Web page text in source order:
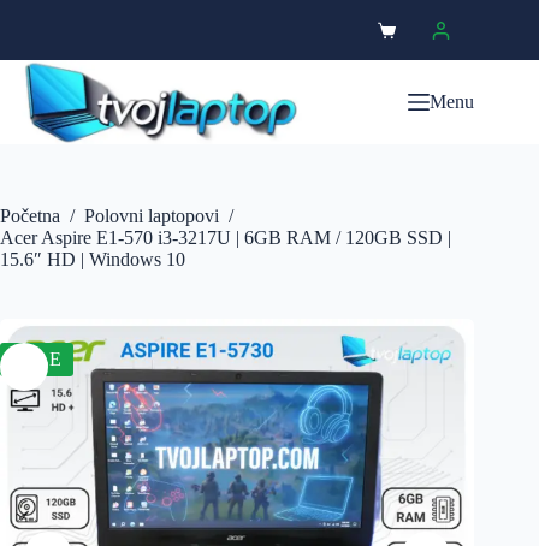
Menu
Početna / Polovni laptopovi /
Acer Aspire E1-570 i3-3217U | 6GB RAM / 120GB SSD |
15.6″ HD | Windows 10
SALE